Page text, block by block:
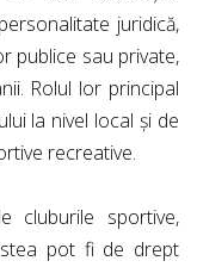
juridică,
publice sau private,
Rolul lor principal
la nivel local și de
recreative.
cluburile sportive,
pot fi de drept